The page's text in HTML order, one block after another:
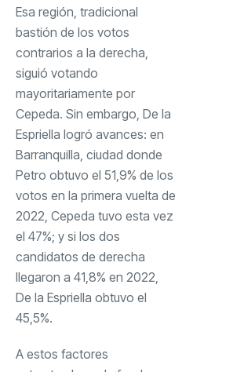
Esa región, tradicional
bastión de los votos
contrarios a la derecha,
siguió votando
mayoritariamente por
Cepeda. Sin embargo, De la
Espriella logró avances: en
Barranquilla, ciudad donde
Petro obtuvo el 51,9% de los
votos en la primera vuelta de
2022, Cepeda tuvo esta vez
el 47%; y si los dos
candidatos de derecha
llegaron a 41,8% en 2022,
De la Espriella obtuvo el
45,5%.
A estos factores